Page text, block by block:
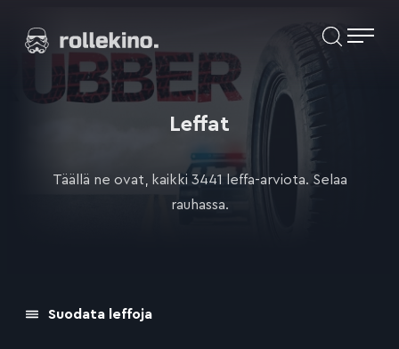
suoraan
sisältöön
Elokuvat ja elokuva-arviot | Rollekino.fi
Fiilistelyä
lopputekstien
Leffat
Täällä ne ovat, kaikki 3441 leffa-arviota. Selaa
rauhassa.
Suodata leffoja